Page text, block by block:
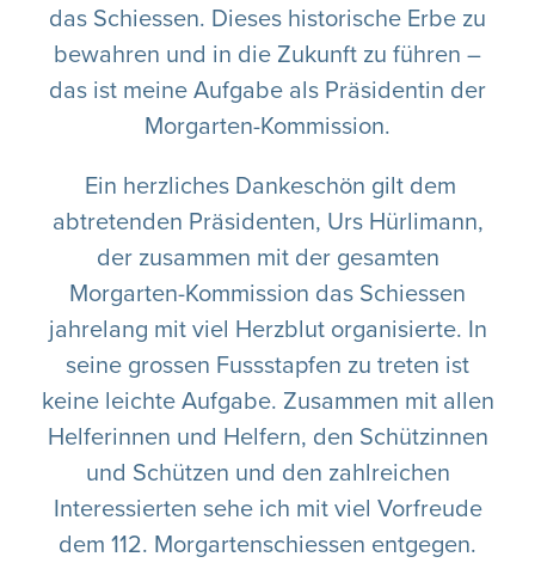
das Schiessen. Dieses historische Erbe zu
bewahren und in die Zukunft zu führen –
das ist meine Aufgabe als Präsidentin der
Morgarten-Kommission.
Ein herzliches Dankeschön gilt dem
abtretenden Präsidenten, Urs Hürlimann,
der zusammen mit der gesamten
Morgarten-Kommission das Schiessen
jahrelang mit viel Herzblut organisierte. In
seine grossen Fussstapfen zu treten ist
keine leichte Aufgabe. Zusammen mit allen
Helferinnen und Helfern, den Schützinnen
und Schützen und den zahlreichen
Interessierten sehe ich mit viel Vorfreude
dem 112. Morgartenschiessen entgegen.